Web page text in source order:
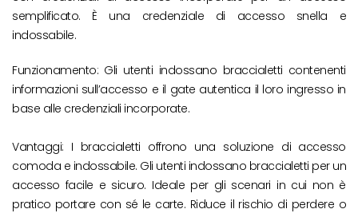
semplificato. È una credenziale di accesso snella e
indossabile.
Funzionamento: Gli utenti indossano braccialetti contenenti
informazioni sull’accesso e il gate autentica il loro ingresso in
base alle credenziali incorporate.
Vantaggi: I braccialetti offrono una soluzione di accesso
comoda e indossabile. Gli utenti indossano braccialetti per un
accesso facile e sicuro. Ideale per gli scenari in cui non è
pratico portare con sé le carte. Riduce il rischio di perdere o